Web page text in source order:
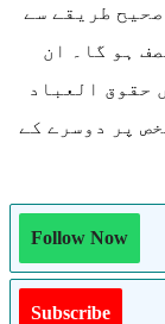
طریقے سے
ہو گا۔ ان
حقوق العباد
پر دوسرے کے
Follow Now
Subscribe